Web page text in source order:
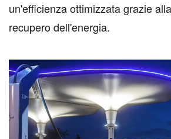
un'efficienza ottimizzata grazie
recupero dell'energia.